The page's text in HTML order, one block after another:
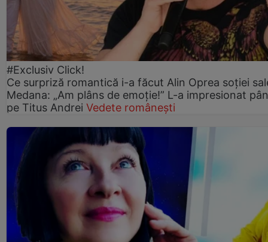
#Exclusiv Click!
Ce surpriză romantică i-a făcut Alin Oprea soției
Medana: „Am plâns de emoție!” L-a impresionat
pe Titus Andrei Vedete românești